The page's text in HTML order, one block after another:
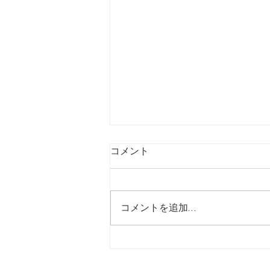
【7/24】緊急値上げ速報
コメント
コメントを追加…